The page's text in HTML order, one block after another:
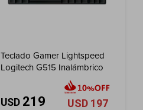
Teclado Gamer Lightspeed
Logitech G515 Inalámbrico
USD 219 USD 197